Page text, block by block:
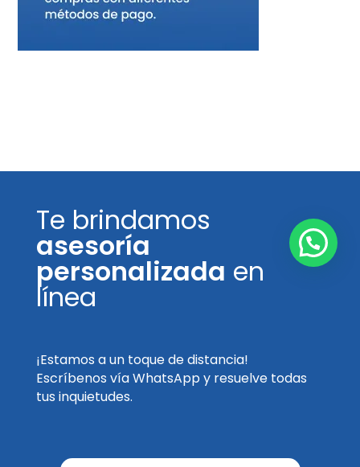
Te brindamos
asesoría
personalizada en
línea
¡Estamos a un toque de distancia!
Escríbenos vía WhatsApp y resuelve todas
tus inquietudes.